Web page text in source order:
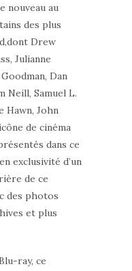
nouveau au
des plus
Drew
Julianne
Dan
Neill, Samuel L.
Hawn, John
de cinéma
dans ce
exclusivité d’un
de ce
des photos
et plus
ray, ce